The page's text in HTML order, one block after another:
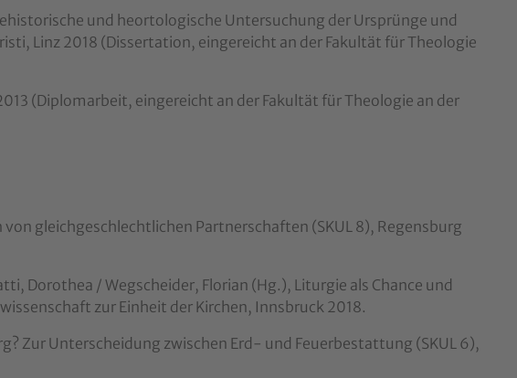
und heortologische Untersuchung der Ursprünge und
Linz 2018 (Dissertation, eingereicht an der Fakultät für Theologie
(Diplomarbeit, eingereicht an der Fakultät für Theologie an der
gleichgeschlechtlichen Partnerschaften (SKUL 8), Regensburg
Dorothea / Wegscheider, Florian (Hg.), Liturgie als Chance und
zur Einheit der Kirchen, Innsbruck 2018.
Zur Unterscheidung zwischen Erd- und Feuerbestattung (SKUL 6),